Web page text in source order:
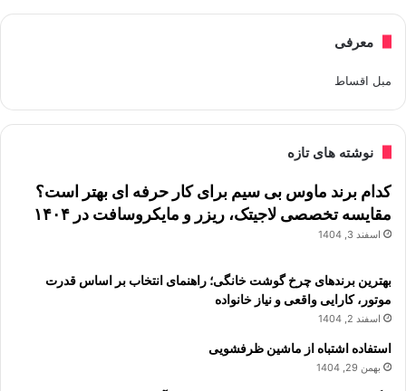
معرفی
مبل اقساط
نوشته های تازه
کدام برند ماوس بی سیم برای کار حرفه ای بهتر است؟
مقایسه تخصصی لاجیتک، ریزر و مایکروسافت در ۱۴۰۴
اسفند 3, 1404
بهترین برندهای چرخ گوشت خانگی؛ راهنمای انتخاب بر اساس قدرت
موتور، کارایی واقعی و نیاز خانواده
اسفند 2, 1404
استفاده اشتباه از ماشین ظرفشویی
بهمن 29, 1404